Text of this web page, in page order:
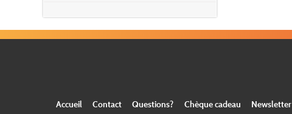
Accueil Contact Questions? Chèque cadeau Newsletter